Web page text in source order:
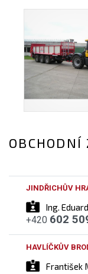
Ing.
JINDŘICHŮV
+420 602
František
HAVLÍČKŮV